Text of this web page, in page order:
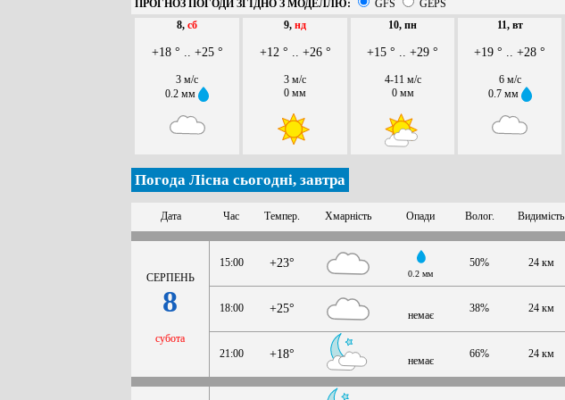
ПРОГНОЗ ПОГОДИ ЗГІДНО З МОДЕЛЛЮ: GFS
GEPS
8, сб
+18 ° .. +25 °
3 м/с
0.2 мм
9, нд
+12 ° .. +26 °
3 м/с
0 мм
10, пн
+15 ° .. +29 °
4-11 м/с
0 мм
11, вт
+19 ° .. +28 °
6 м/с
0.7 мм
Погода Лісна сьогодні, завтра
Дата Час Темпер. Хмарність Опади Волог. Видимість
СЕРПЕНЬ
8
субота
15:00 +23°
0.2 мм
50% 24 км
18:00 +25° немає
38% 24 км
21:00 +18° немає
66% 24 км